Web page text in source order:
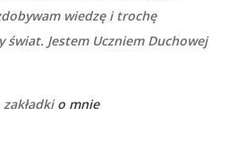
wiedzę i trochę
świat. Jestem Uczniem Duchowej
o mnie